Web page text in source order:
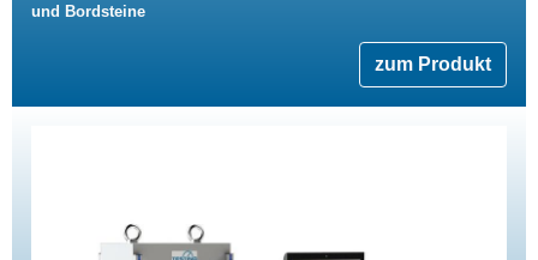
und Bordsteine
zum Produkt